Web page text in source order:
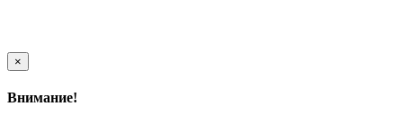
×
Внимание!